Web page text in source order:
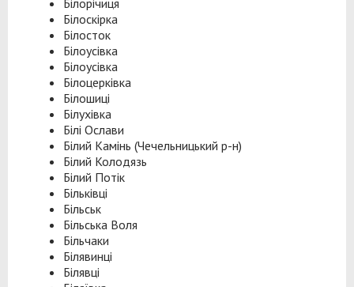
Білорічиця
Білоскірка
Білосток
Білоусівка
Білоусівка
Білоцерківка
Білошиці
Білухівка
Білі Ослави
Білий Камінь (Чечельницький р-н)
Білий Колодязь
Білий Потік
Більківці
Більськ
Більська Воля
Більчаки
Білявинці
Білявці